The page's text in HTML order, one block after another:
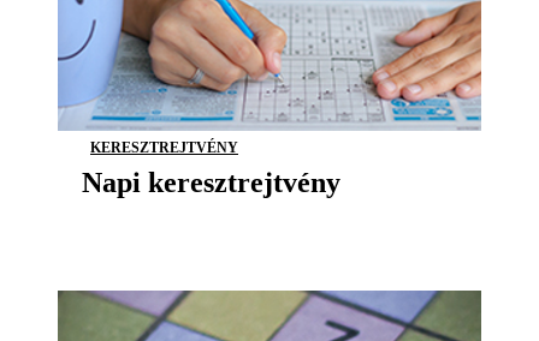
KERESZTREJTVÉNY
Napi keresztrejtvény